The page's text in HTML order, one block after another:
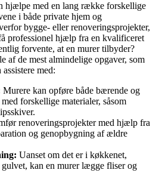
hjælpe med en lang række forskellige
i både private hjem og
bygge- eller renoveringsprojekter,
professionel hjælp fra en kvalificeret
forvente, at en murer tilbyder?
af de mest almindelige opgaver, som
med:
Murere kan opføre både bærende og
forskellige materialer, såsom
renoveringsprojekter med hjælp fra
og genopbygning af ældre
Uanset om det er i køkkenet,
kan en murer lægge fliser og